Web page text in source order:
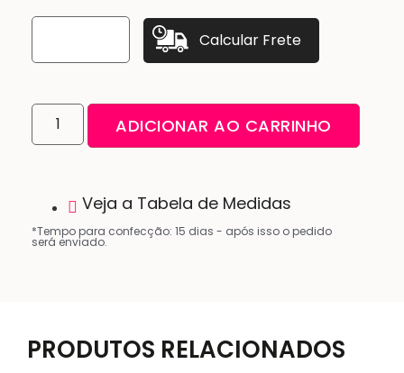
Calcular Frete
ADICIONAR AO CARRINHO
Veja a Tabela de Medidas
*Tempo para confecção: 15 dias - após isso o pedido
será enviado.
PRODUTOS RELACIONADOS